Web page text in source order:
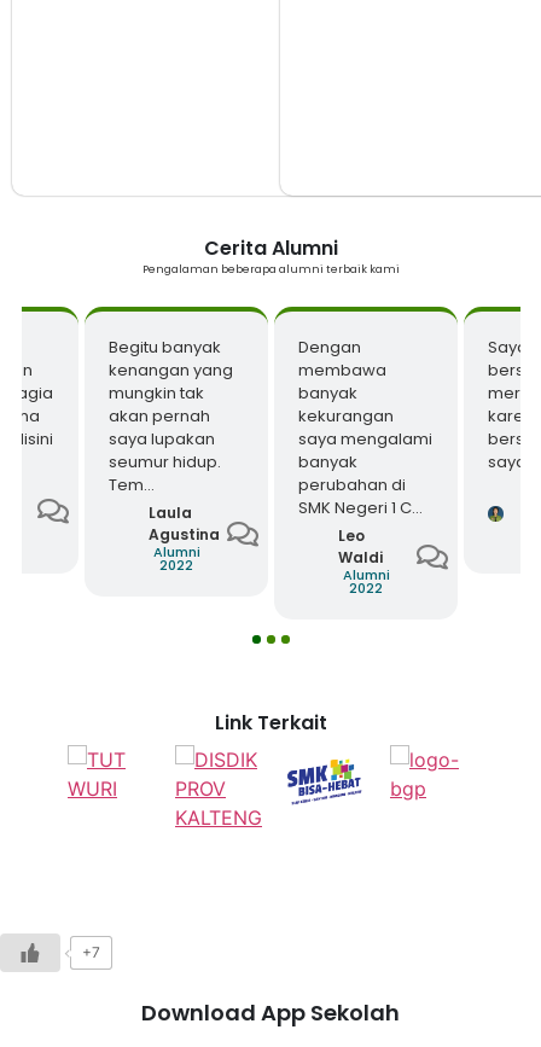
Cerita Alumni
Pengalaman beberapa alumni terbaik kami
disini
Begitu banyak
kenangan yang
mungkin tak
akan pernah
saya lupakan
seumur hidup.
Tem...
Laula
Agustina
Alumni
2022
Dengan
membawa
banyak
kekurangan
saya mengalami
banyak
perubahan di
SMK Negeri 1 C...
Leo
Waldi
Alumni
2022
Saya
saya
3
Link Terkait
+7
Download App Sekolah